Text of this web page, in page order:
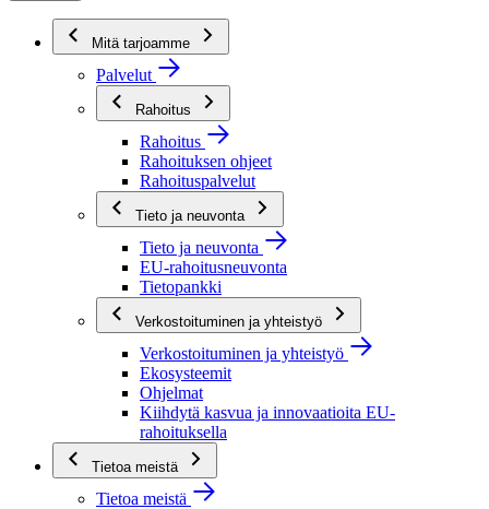
Mitä tarjoamme
Palvelut
Rahoitus
Rahoitus
Rahoituksen ohjeet
Rahoituspalvelut
Tieto ja neuvonta
Tieto ja neuvonta
EU-rahoitusneuvonta
Tietopankki
Verkostoituminen ja yhteistyö
Verkostoituminen ja yhteistyö
Ekosysteemit
Ohjelmat
Kiihdytä kasvua ja innovaatioita EU-
rahoituksella
Tietoa meistä
Tietoa meistä